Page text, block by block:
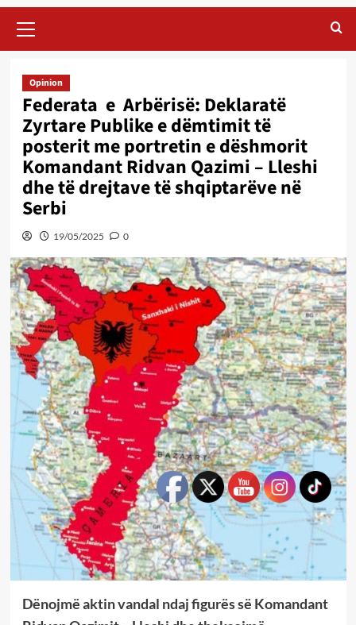
Menu
Opinion
Federata e Arbërisë: Deklaratë
Zyrtare Publike e dëmtimit të
posterit me portretin e dëshmorit
Komandant Ridvan Qazimi – Lleshi
dhe të drejtave të shqiptarëve në
Serbi
19/05/2025 0
Dënojmë aktin vandal ndaj figurës së Komandant